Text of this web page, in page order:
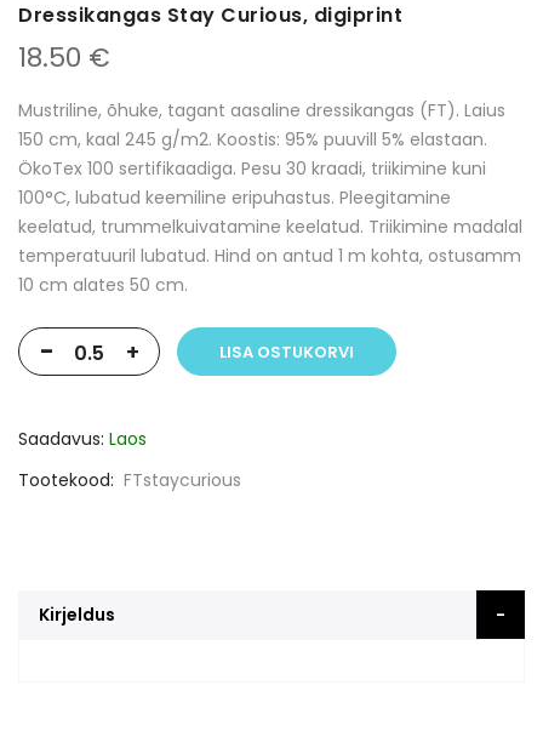
Dressikangas Stay Curious, digiprint
18.50 €
Mustriline, õhuke, tagant aasaline dressikangas (FT). Laius
150 cm, kaal 245 g/m2. Koostis: 95% puuvill 5% elastaan.
ÖkoTex 100 sertifikaadiga. Pesu 30 kraadi, triikimine kuni
100°C, lubatud keemiline eripuhastus. Pleegitamine
keelatud, trummelkuivatamine keelatud. Triikimine madalal
temperatuuril lubatud. Hind on antud 1 m kohta, ostusamm
10 cm alates 50 cm.
- + LISA OSTUKORVI
Saadavus: Laos
Tootekood FTstaycurious
Kirjeldus